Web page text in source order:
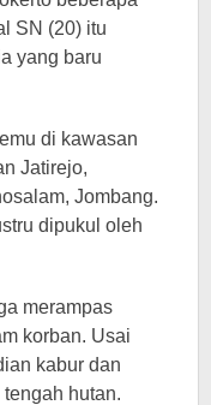
SN (20) itu
yang baru
di kawasan
Jatirejo,
Jombang.
dipukul oleh
merampas
korban. Usai
kabur dan
hutan.